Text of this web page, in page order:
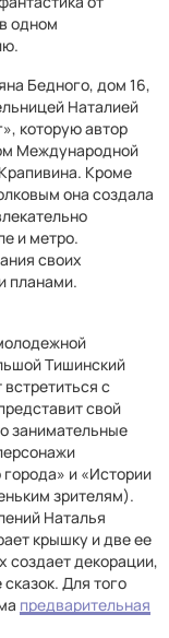
одном
Бедного, дом 16,
Наталией
которую автор
Международной
Кроме
она создала
и метро.
своих
планами.
Тишинский
с
свой
занимательные
и «Истории
зрителям).
Наталья
крышку и две ее
создает декорации,
Для того
предварительная